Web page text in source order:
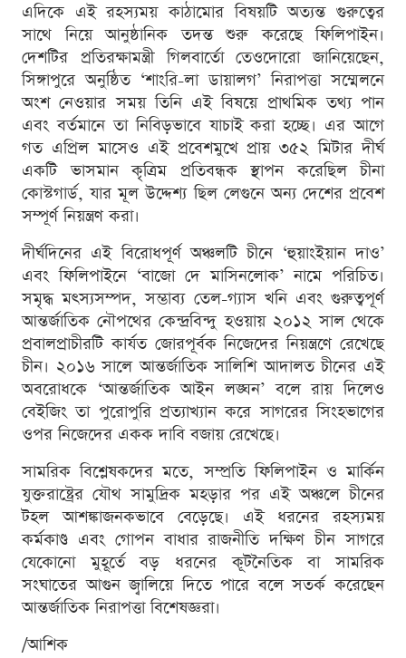
এদিকে এই রহস্যময় কাঠামোর বিষয়টি অত্যন্ত গুরুত্বের
সাথে নিয়ে আনুষ্ঠানিক তদন্ত শুরু করেছে ফিলিপাইন।
দেশটির প্রতিরক্ষামন্ত্রী গিলবার্তো তেওদোরো জানিয়েছেন,
সিঙ্গাপুরে অনুষ্ঠিত ‘শাংরি-লা ডায়ালগ’ নিরাপত্তা সম্মেলনে
অংশ নেওয়ার সময় তিনি এই বিষয়ে প্রাথমিক তথ্য পান
এবং বর্তমানে তা নিবিড়ভাবে যাচাই করা হচ্ছে। এর আগে
গত এপ্রিল মাসেও এই প্রবেশমুখে প্রায় ৩৫২ মিটার দীর্ঘ
একটি ভাসমান কৃত্রিম প্রতিবন্ধক স্থাপন করেছিল চীনা
কোস্টগার্ড, যার মূল উদ্দেশ্য ছিল লেগুনে অন্য দেশের প্রবেশ
সম্পূর্ণ নিয়ন্ত্রণ করা।
দীর্ঘদিনের এই বিরোধপূর্ণ অঞ্চলটি চীনে ‘হুয়াংইয়ান দাও’
এবং ফিলিপাইনে ‘বাজো দে মাসিনলোক’ নামে পরিচিত।
সমৃদ্ধ মৎস্যসম্পদ, সম্ভাব্য তেল-গ্যাস খনি এবং গুরুত্বপূর্ণ
আন্তর্জাতিক নৌপথের কেন্দ্রবিন্দু হওয়ায় ২০১২ সাল থেকে
প্রবালপ্রাচীরটি কার্যত জোরপূর্বক নিজেদের নিয়ন্ত্রণে রেখেছে
চীন। ২০১৬ সালে আন্তর্জাতিক সালিশি আদালত চীনের এই
অবরোধকে ‘আন্তর্জাতিক আইন লঙ্ঘন’ বলে রায় দিলেও
বেইজিং তা পুরোপুরি প্রত্যাখ্যান করে সাগরের সিংহভাগের
ওপর নিজেদের একক দাবি বজায় রেখেছে।
সামরিক বিশ্লেষকদের মতে, সম্প্রতি ফিলিপাইন ও মার্কিন
যুক্তরাষ্ট্রের যৌথ সামুদ্রিক মহড়ার পর এই অঞ্চলে চীনের
টহল আশঙ্কাজনকভাবে বেড়েছে। এই ধরনের রহস্যময়
কর্মকাণ্ড এবং গোপন বাধার রাজনীতি দক্ষিণ চীন সাগরে
যেকোনো মুহূর্তে বড় ধরনের কূটনৈতিক বা সামরিক
সংঘাতের আগুন জ্বালিয়ে দিতে পারে বলে সতর্ক করেছেন
আন্তর্জাতিক নিরাপত্তা বিশেষজ্ঞরা।
/আশিক